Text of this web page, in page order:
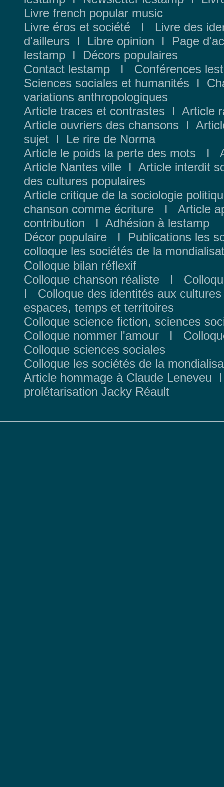
Livre french popular music
Livre éros et société I Livre des
d'ailleurs I Libre opinion I Page
lestamp I Décors populaires
Contact lestamp I Conférences
Sciences sociales et humanités I
variations anthropologiques
Article traces et contrastes I Article
Article ouvriers des chansons I
sujet I Le rire de Norma
Article le poids la perte des mots I
Article Nantes ville I Article interdit
des cultures populaires
Article critique de la sociologie
chanson comme écriture I Article
contribution I Adhésion à lestamp
Décor populaire I Publications les
colloque les sociétés de la
Colloque bilan réflexif
Colloque chanson réaliste I
I Colloque des identités aux cultures
espaces, temps et territoires
Colloque science fiction, sciences
Colloque nommer l'amour I
Colloque sciences sociales
Colloque les sociétés de la
Article hommage à Claude Leneveu
prolétarisation Jacky Réault